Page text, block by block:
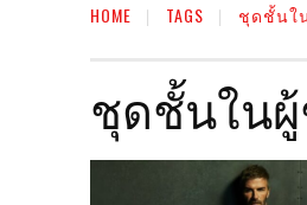
HOME TAGS ชุดชั้นใ
ชุดชั้นใน